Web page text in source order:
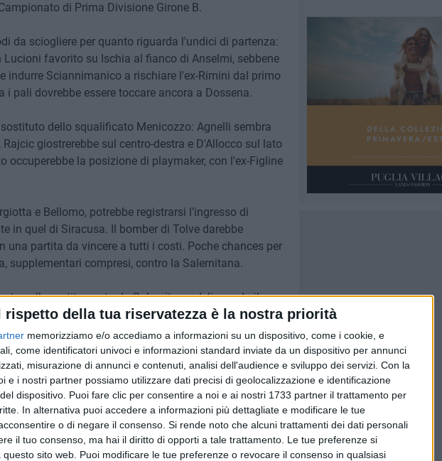
rispetto della tua riservatezza è la nostra priorità
memorizziamo e/o accediamo a informazioni su un dispositivo, come i cookie, e
come identificatori univoci e informazioni standard inviate da un dispositivo per annunci
misurazione di annunci e contenuti, analisi dell'audience e sviluppo dei servizi. Con la
e i nostri partner possiamo utilizzare dati precisi di geolocalizzazione e identificazione
dispositivo. Puoi fare clic per consentire a noi e ai nostri 1733 partner il trattamento per
In alternativa puoi accedere a informazioni più dettagliate e modificare le tue
o di negare il consenso. Si rende noto che alcuni trattamenti dei dati personali
il tuo consenso, ma hai il diritto di opporti a tale trattamento. Le tue preferenze si
sito web. Puoi modificare le tue preferenze o revocare il consenso in qualsiasi
di Prima Divisione Girone B.
da sciogliere per quanto riguarda l'undici di partenza:
Lucioni favorito su Ischia al fianco di Anselmi, sebbene
indurre Sciannimanico a rischiare l'ex-Rimini dal primo
i pali dovrebbe essere toccare ancora a Dossena.
dello squalificato Menicozzo: Agnelli sembra
giostrerebbe sul centro-destra e D'Allocco sul lato
occuperebbe la posizione di playmaker, con l'ex-Figline
e Bellomo, potrebbe registrarsi l'ingresso di
in quel di Siracusa. Il bomber di Tolve darebbe
partita da vincere a tutti i costi. Poche chances per
supplementari compresi, contro la Salernitana.
sulla partita contro la Salernitana, delineando il
la vittoria abbia dato morale alla compagine
parlato della necessità di tornare a vincere sin da
un Barletta che ambisce a una posizione più tranquilla
Piazzolla sulle colonne della Gazzetta del